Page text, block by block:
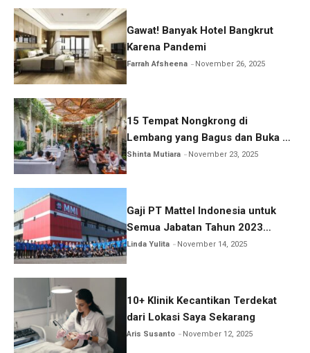
Gawat! Banyak Hotel Bangkrut
Karena Pandemi
Farrah Afsheena November 26, 2025
15 Tempat Nongkrong di
Lembang yang Bagus dan Buka 24
Jam
Shinta Mutiara November 23, 2025
Gaji PT Mattel Indonesia untuk
Semua Jabatan Tahun 2023
Lengkap!
Linda Yulita November 14, 2025
10+ Klinik Kecantikan Terdekat
dari Lokasi Saya Sekarang
Aris Susanto November 12, 2025